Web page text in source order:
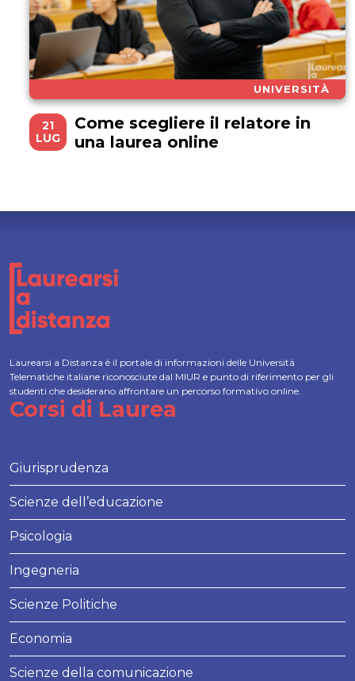
UNIVERSITÀ
21
LUG
Come scegliere il relatore in
una laurea online
Laurearsi a Distanza è il portale di informazioni delle Università
Telematiche italiane riconosciute dal MIUR e punto di riferimento per gli
studenti che desiderano affrontare un percorso formativo online.
Corsi di Laurea
Giurisprudenza
Scienze dell’educazione
Psicologia
Ingegneria
Scienze Politiche
Economia
Scienze della comunicazione